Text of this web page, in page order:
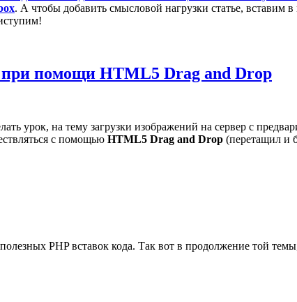
. А чтобы добавить смысловой нагрузки статье, вставим
при помощи HTML5 Drag and Drop
урок, на тему загрузки изображений на сервер с
с помощью HTML5 Drag and Drop (перетащил и
PHP вставок кода. Так вот в продолжение той